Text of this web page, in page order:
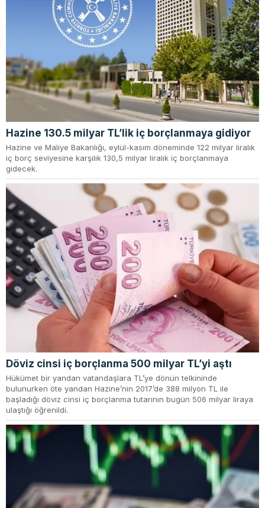
Hazine 130.5 milyar TL’lik iç borçlanmaya gidiyor
Hazine ve Maliye Bakanlığı, eylül-kasım döneminde 122 milyar liralık
iç borç seviyesine karşılık 130,5 milyar liralık iç borçlanmaya
gidecek.
Döviz cinsi iç borçlanma 500 milyar TL’yi aştı
Hükümet bir yandan vatandaşlara TL’ye dönün telkininde
bulunurken öte yandan Hazine’nin 2017’de 388 milyon TL ile
başladığı döviz cinsi iç borçlanma tutarının bugün 506 milyar liraya
ulaştığı öğrenildi.